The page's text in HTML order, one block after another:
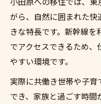
がら、自然に囲まれた
きな特長です。新幹線
でアクセスできるため
やすい環境です。
実際に共働き世帯や子
でき、家族と過ごす時